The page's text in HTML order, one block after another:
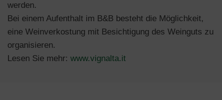
werden.
Bei einem Aufenthalt im B&B besteht die Möglichkeit,
eine Weinverkostung mit Besichtigung des Weinguts zu
organisieren.
Lesen Sie mehr: www.vignalta.it